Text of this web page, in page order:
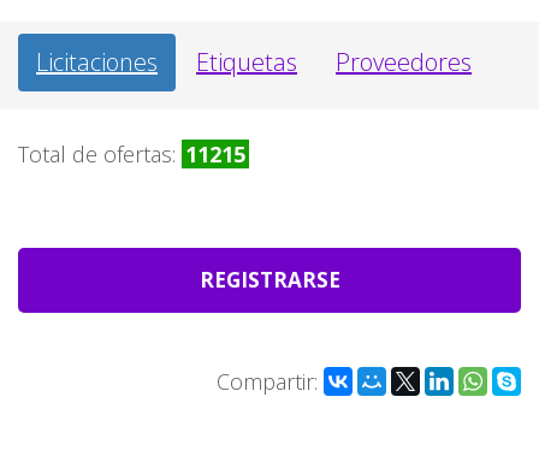
Licitaciones Etiquetas Proveedores
Total de ofertas: 11215
REGISTRARSE
Compartir: